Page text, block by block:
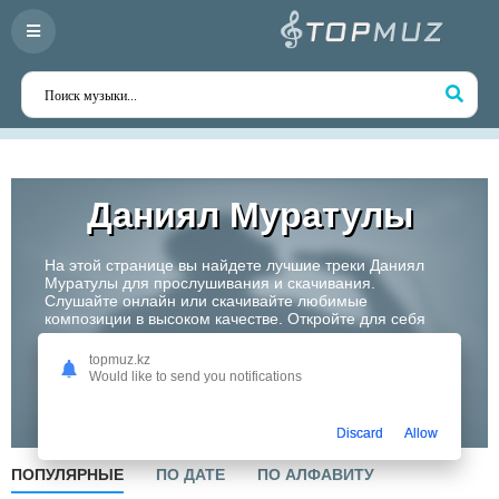
Даниял Муратулы
На этой странице вы найдете лучшие треки Даниял
Муратулы для прослушивания и скачивания.
Слушайте онлайн или скачивайте любимые
композиции в высоком качестве. Откройте для себя
творчество одного из самых перспективных артистов
Казахстана!
ПОПУЛЯРНЫЕ ПО ДАТЕ ПО АЛФАВИТУ
topmuz.kz
Would like to send you notifications
Discard Allow